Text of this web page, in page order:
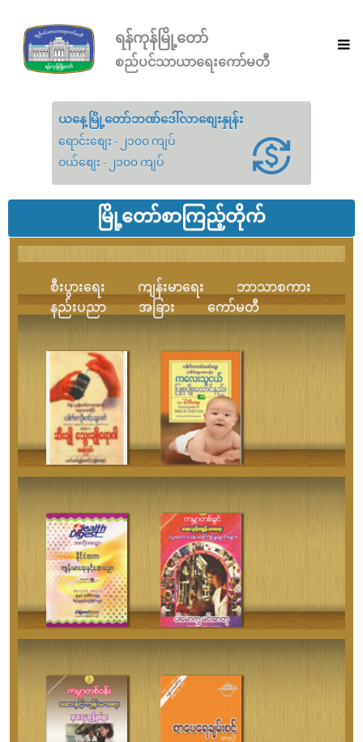
ရန်ကုန်မြို့တော်
စည်ပင်သာယာရေးကော်မတီ
ယနေ့မြို့တော်ဘဏ်ဒေါ်လာစျေးနှုန်း
ရောင်းစျေး - ၂၁၀၀ ကျပ်
ဝယ်စျေး - ၂၁၀၀ ကျပ်
မြို့တော်စာကြည့်တိုက်
စီးပွားရေး ကျန်းမာရေး
ဘာသာစကား
နည်းပညာ
အခြား ကော်မတီ